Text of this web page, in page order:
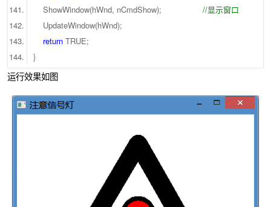
ShowWindow(hWnd, nCmdShow);//显示窗口
UpdateWindow(hWnd);
return TRUE;
}
运行效果如图